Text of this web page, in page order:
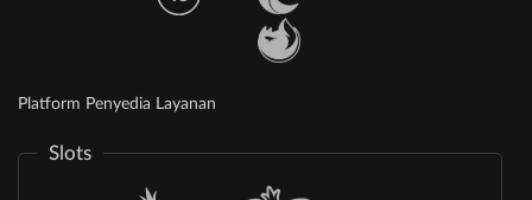
Platform Penyedia Layanan
Slots